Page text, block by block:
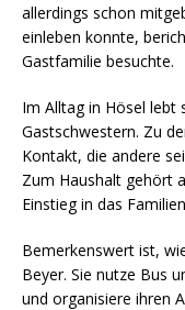
allerdings schon
einleben konnte,
Gastfamilie besuchte.
Im Alltag in Hösel lebt
Gastschwestern. Zu
Kontakt, die andere
Zum Haushalt gehört
Einstieg in das
Bemerkenswert ist,
Beyer. Sie nutze Bus
und organisiere ihren